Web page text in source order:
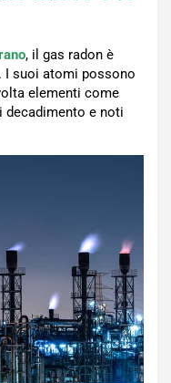
, il gas radon è
I suoi atomi possono
elementi come
decadimento e noti